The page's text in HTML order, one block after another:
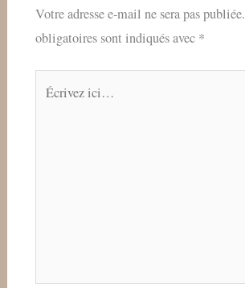
Votre adresse e-mail ne sera pas publiée.
obligatoires sont indiqués avec *